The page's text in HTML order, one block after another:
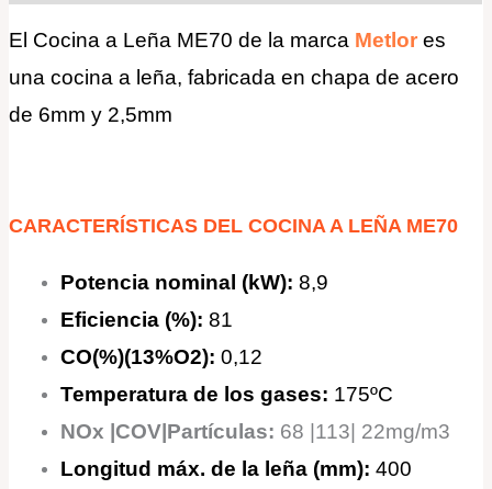
El Cocina a Leña ME70 de la marca Metlor es
una cocina a leña, fabricada en chapa de acero
de 6mm y 2,5mm
CARACTERÍSTICAS DEL COCINA A LEÑA ME70
Potencia nominal (kW): 8,9
Eficiencia (%): 81
CO(%)(13%O2): 0,12
Temperatura de los gases: 175ºC
NOx |COV|Partículas: 68 |113| 22mg/m3
Longitud máx. de la leña (mm): 400